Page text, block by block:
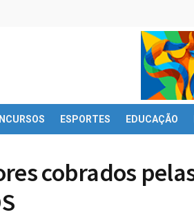
ESPORTES EDUCAÇÃO
cobrados